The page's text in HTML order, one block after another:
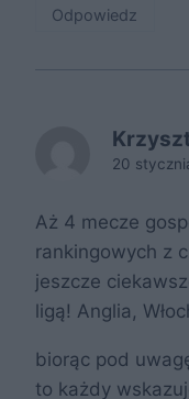
Odpowiedz
20
Aż 4 mecze
rankingowych z
jeszcze
ligą! Anglia,
biorąc pod
to każdy